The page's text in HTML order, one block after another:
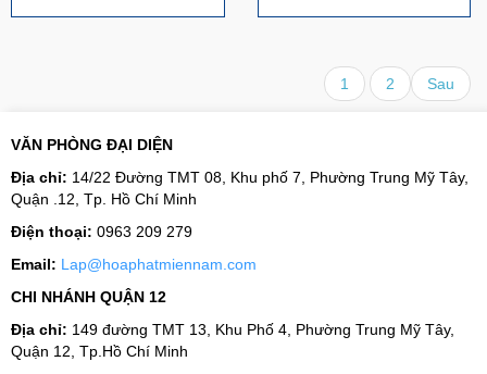
1 2 Sau
VĂN PHÒNG ĐẠI DIỆN
Địa chỉ: 14/22 Đường TMT 08, Khu phố 7, Phường Trung Mỹ Tây,
Quận .12, Tp. Hồ Chí Minh
Điện thoại: 0963 209 279
Email: Lap@hoaphatmiennam.com
CHI NHÁNH QUẬN 12
Địa chỉ: 149 đường TMT 13, Khu Phố 4, Phường Trung Mỹ Tây,
Quận 12, Tp.Hồ Chí Minh